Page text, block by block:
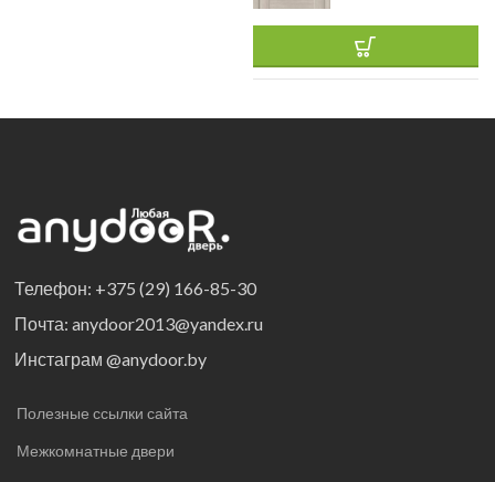
Телефон: +375 (29) 166-85-30
Почта: anydoor2013@yandex.ru
Инстаграм @anydoor.by
Полезные ссылки сайта
Межкомнатные двери